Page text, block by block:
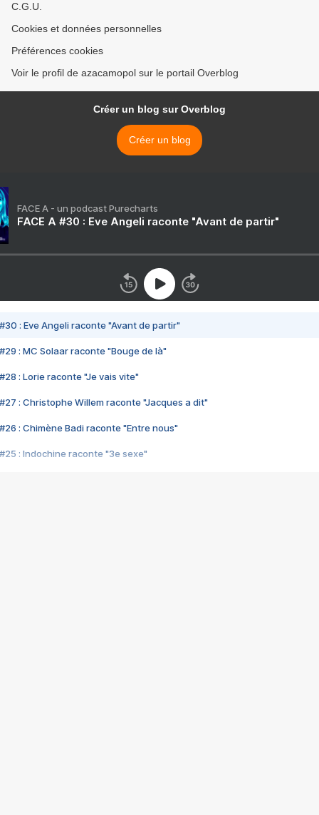
C.G.U.
Cookies et données personnelles
Préférences cookies
Voir le profil de azacamopol sur le portail Overblog
Créer un blog sur Overblog
Créer un blog
FACE A - un podcast Purecharts
FACE A #30 : Eve Angeli raconte "Avant de partir"
#30 : Eve Angeli raconte "Avant de partir"
#29 : MC Solaar raconte "Bouge de là"
#28 : Lorie raconte "Je vais vite"
#27 : Christophe Willem raconte "Jacques a dit"
#26 : Chimène Badi raconte "Entre nous"
#25 : Indochine raconte "3e sexe"